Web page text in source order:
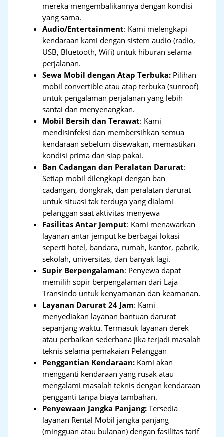
mereka mengembalikannya dengan kondisi
yang sama.
Audio/Entertainment: Kami melengkapi
kendaraan kami dengan sistem audio (radio,
USB, Bluetooth, Wifi) untuk hiburan selama
perjalanan.
Sewa Mobil dengan Atap Terbuka: Pilihan
mobil convertible atau atap terbuka (sunroof)
untuk pengalaman perjalanan yang lebih
santai dan menyenangkan.
Mobil Bersih dan Terawat: Kami
mendisinfeksi dan membersihkan semua
kendaraan sebelum disewakan, memastikan
kondisi prima dan siap pakai.
Ban Cadangan dan Peralatan Darurat:
Setiap mobil dilengkapi dengan ban
cadangan, dongkrak, dan peralatan darurat
untuk situasi tak terduga yang dialami
pelanggan saat aktivitas menyewa
Fasilitas Antar Jemput: Kami menawarkan
layanan antar jemput ke berbagai lokasi
seperti hotel, bandara, rumah, kantor, pabrik,
sekolah, universitas, dan banyak lagi.
Supir Berpengalaman: Penyewa dapat
memilih sopir berpengalaman dari Laja
Transindo untuk kenyamanan dan keamanan.
Layanan Darurat 24 Jam: Kami
menyediakan layanan bantuan darurat
sepanjang waktu. Termasuk layanan derek
atau perbaikan sederhana jika terjadi masalah
teknis selama pemakaian Pelanggan
Penggantian Kendaraan: Kami akan
mengganti kendaraan yang rusak atau
mengalami masalah teknis dengan kendaraan
pengganti tanpa biaya tambahan.
Penyewaan Jangka Panjang: Tersedia
layanan Rental Mobil jangka panjang
(mingguan atau bulanan) dengan fasilitas tarif